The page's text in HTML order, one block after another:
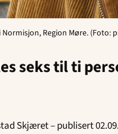
Region Møre. (Foto:
seks til ti
Skjæret – publisert